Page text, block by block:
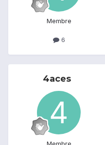
Membre
6
4aces
Membre